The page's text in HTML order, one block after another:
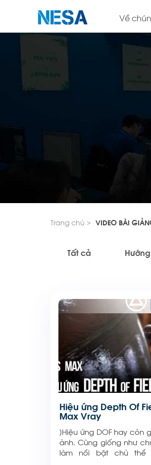
Về
Trang chủ > VIDEO BÀI
Tất cả
Hiệu ứng Depth Of
Max Vray
]Hiệu ứng DOF hay còn
ảnh. Cũng giống như
làm nổi bật chủ thể